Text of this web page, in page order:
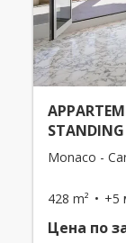
STANDING
Monaco -
428 m² +5
Цена по